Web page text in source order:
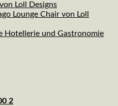
Loll Designs
Lounge Chair von Loll
Hotellerie und Gastronomie
2